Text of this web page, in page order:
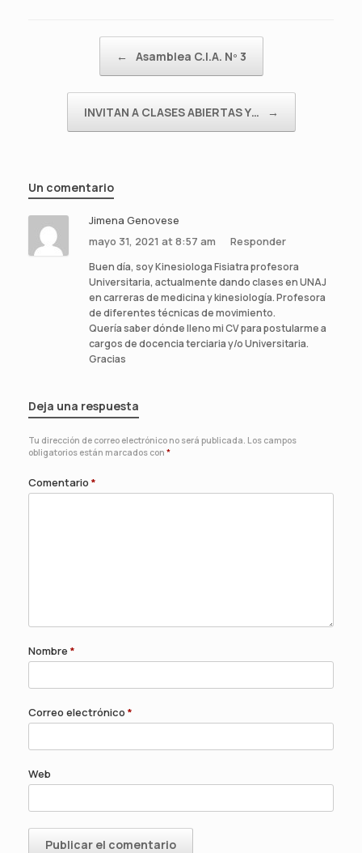
← Asamblea C.I.A. Nº 3
INVITAN A CLASES ABIERTAS Y… →
Un comentario
Jimena Genovese
mayo 31, 2021 at 8:57 am
Responder
Buen día, soy Kinesiologa Fisiatra profesora
Universitaria, actualmente dando clases en UNAJ
en carreras de medicina y kinesiología. Profesora
de diferentes técnicas de movimiento.
Quería saber dónde lleno mi CV para postularme a
cargos de docencia terciaria y/o Universitaria.
Gracias
Deja una respuesta
Tu dirección de correo electrónico no será publicada. Los campos
obligatorios están marcados con *
Comentario *
Nombre *
Correo electrónico *
Web